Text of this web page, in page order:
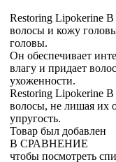
Restoring Lipokerine
волосы и кожу
головы.
Он обеспечивает
влагу и придает
ухоженности.
Restoring Lipokerine B
волосы, не лишая их
упругость.
Товар был добавлен
В СРАВНЕНИЕ
чтобы посмотреть